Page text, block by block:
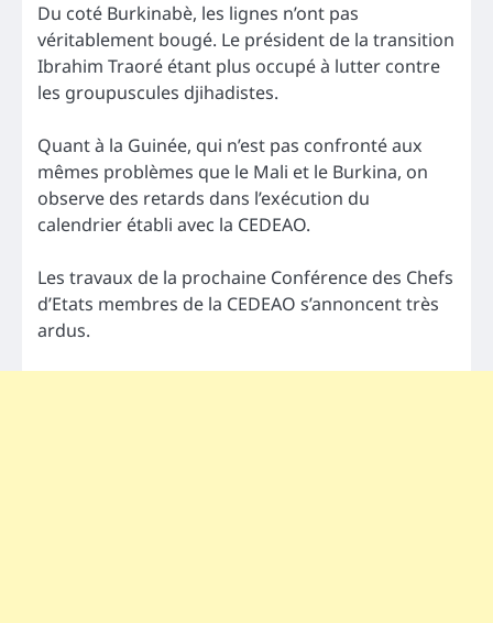
Du coté Burkinabè, les lignes n’ont pas
véritablement bougé. Le président de la transition
Ibrahim Traoré étant plus occupé à lutter contre
les groupuscules djihadistes.
Quant à la Guinée, qui n’est pas confronté aux
mêmes problèmes que le Mali et le Burkina, on
observe des retards dans l’exécution du
calendrier établi avec la CEDEAO.
Les travaux de la prochaine Conférence des Chefs
d’Etats membres de la CEDEAO s’annoncent très
ardus.